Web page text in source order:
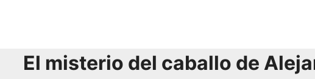
El misterio del caballo de